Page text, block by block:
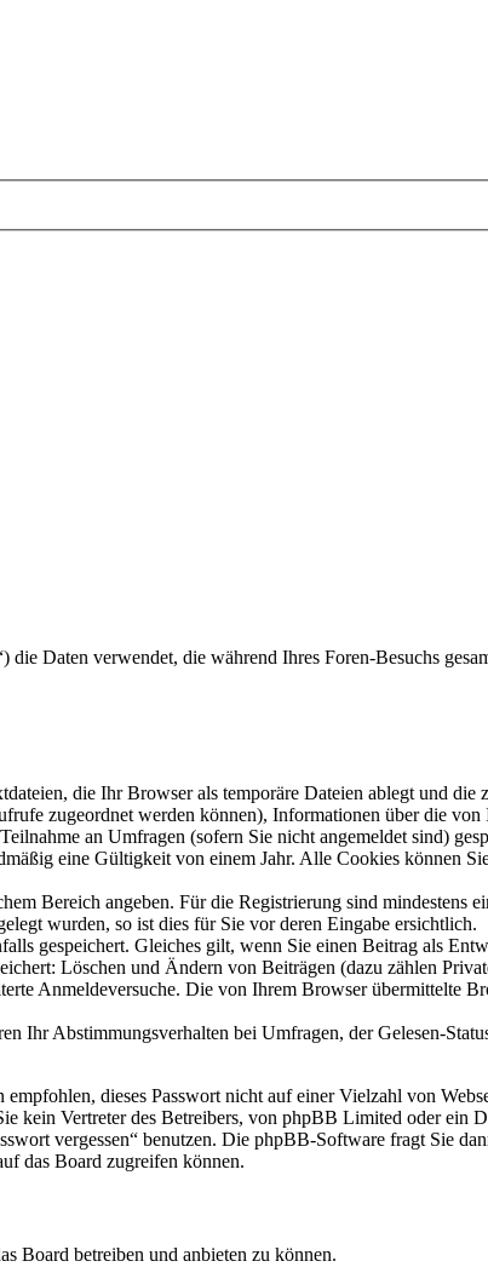
Daten verwendet, die während Ihres Foren-Besuchs
die Ihr Browser als temporäre Dateien ablegt und die
zugeordnet werden können), Informationen über die von
an Umfragen (sofern Sie nicht angemeldet sind)
eine Gültigkeit von einem Jahr. Alle Cookies können
Bereich angeben. Für die Registrierung sind mindestens
wurden, so ist dies für Sie vor deren Eingabe ersichtlich.
gespeichert. Gleiches gilt, wenn Sie einen Beitrag als
Löschen und Ändern von Beiträgen (dazu zählen
Anmeldeversuche. Die von Ihrem Browser übermittelte
Ihr Abstimmungsverhalten bei Umfragen, der Gelesen-
dieses Passwort nicht auf einer Vielzahl von
kein Vertreter des Betreibers, von phpBB Limited oder ein
vergessen“ benutzen. Die phpBB-Software fragt Sie
das Board zugreifen können.
Board betreiben und anbieten zu können.